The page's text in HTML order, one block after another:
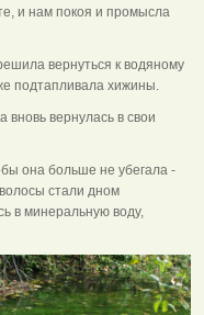
и нам покоя и промысла
вернуться к водяному
подтапливала хижины.
вновь вернулась в свои
она больше не убегала -
стали дном
в минеральную воду,